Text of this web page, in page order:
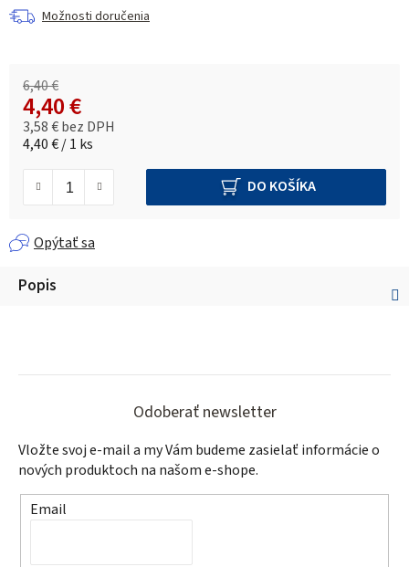
Možnosti doručenia
6,40 €
4,40 €
3,58 € bez DPH
Jednotková cena:
4,40 € / 1 ks
DO KOŠÍKA
Opýtať sa
Popis
Odoberať newsletter
Vložte svoj e-mail a my Vám budeme zasielať informácie o
nových produktoch na našom e-shope.
Email